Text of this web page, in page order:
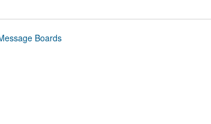
Boards